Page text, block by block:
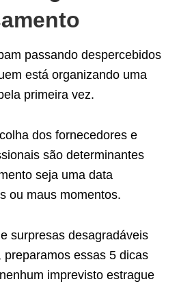
passando despercebidos
está organizando uma
primeira vez.
dos fornecedores e
são determinantes
seja uma data
ou maus momentos.
surpresas desagradáveis
essas 5 dicas
imprevisto estrague